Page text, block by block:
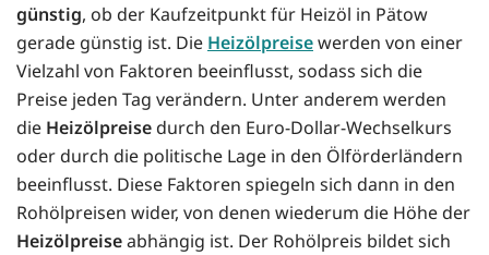
günstig, ob der Kaufzeitpunkt für Heizöl in Pätow
gerade günstig ist. Die Heizölpreisewerden von einer
Vielzahl von Faktoren beeinflusst, sodass sich die
Preise jeden Tag verändern. Unter anderem werden
die Heizölpreise durch den Euro-Dollar-Wechselkurs
oder durch die politische Lage in den Ölförderländern
beeinflusst. Diese Faktoren spiegeln sich dann in den
Rohölpreisen wider, von denen wiederum die Höhe der
Heizölpreiseabhängig ist. Der Rohölpreis bildet sich